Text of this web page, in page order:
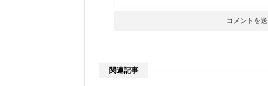
関連記事